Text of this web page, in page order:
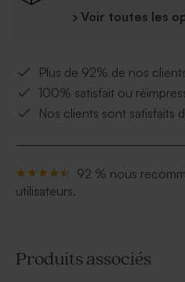
› Voir toutes les
Plus de 92% de nos
100% satisfait ou
Nos clients sont satisfaits
92 % nous
utilisateurs.
Produits associés